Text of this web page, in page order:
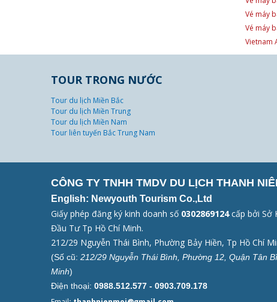
Vé máy
Vé máy
Vietnam
TOUR TRONG NƯỚC
Tour du lịch Miền Bắc
Tour du lịch Miền Trung
Tour du lịch Miền Nam
Tour liên tuyến Bắc Trung Nam
CÔNG TY TNHH TMDV DU LỊCH THANH
English: Newyouth Tourism Co.,Ltd
Giấy phép đăng ký kinh doanh số 0302869124cấp bởi Sở
Đầu Tư Tp Hồ Chí Minh.
212/29 Nguyễn Thái Bình, Phường Bảy Hiền, Tp Hồ Chí
(Số cũ: 212/29 Nguyễn Thái Bình, Phường 12, Quận Tân
Minh)
Điện thoại: 0988.512.577 - 0903.709.178